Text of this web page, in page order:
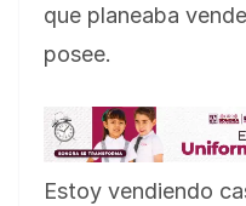
que planeaba
posee.
Estoy vendiendo